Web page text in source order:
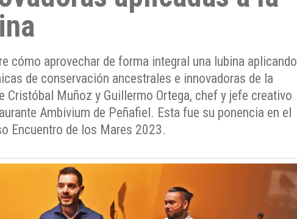
cómo aprovechar de forma integral una lubina aplicando
de conservación ancestrales e innovadoras de la
Cristóbal Muñoz y Guillermo Ortega, chef y jefe creativo
Ambivium de Peñafiel. Esta fue su ponencia en el
Encuentro de los Mares 2023.